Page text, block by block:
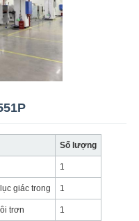
Số lượng
1
giác trong 1
trơn 1